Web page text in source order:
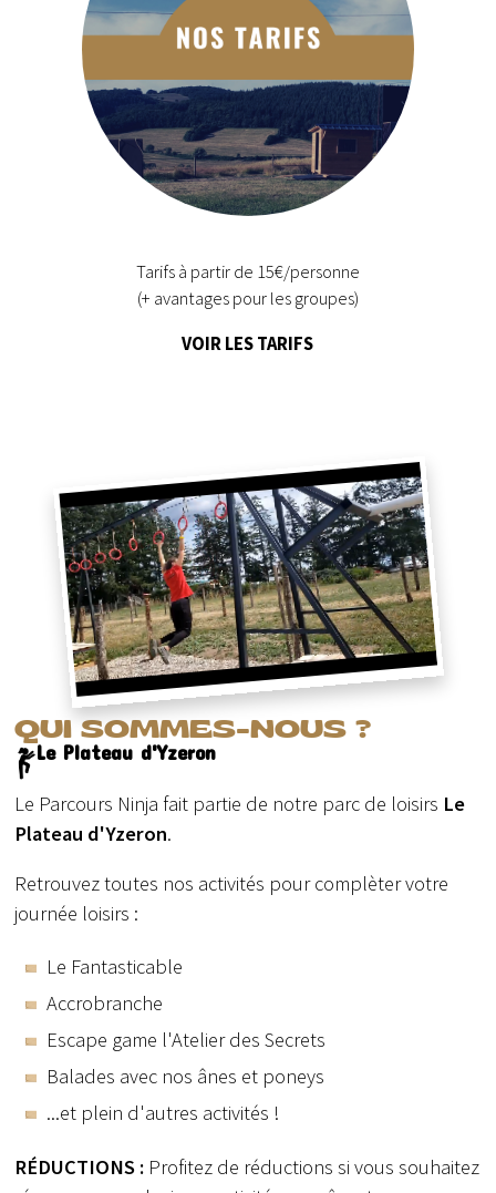
Tarifs à partir de 15€/personne
(+ avantages pour les groupes)
VOIR LES TARIFS
QUI SOMMES-NOUS ?
Le Plateau d'Yzeron
Le Parcours Ninja fait partie de notre parc de loisirs Le
Plateau d'Yzeron.
Retrouvez toutes nos activités pour complèter votre
journée loisirs :
Le Fantasticable
Accrobranche
Escape game l'Atelier des Secrets
Balades avec nos ânes et poneys
...et plein d'autres activités !
RÉDUCTIONS : Profitez de réductions si vous souhaitez